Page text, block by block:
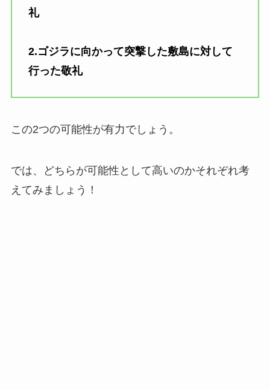
礼
2.ゴジラに向かって突撃した敷島に対して
行った敬礼
この2つの可能性が有力でしょう。
では、どちらが可能性として高いのかそれぞれ考
えてみましょう！